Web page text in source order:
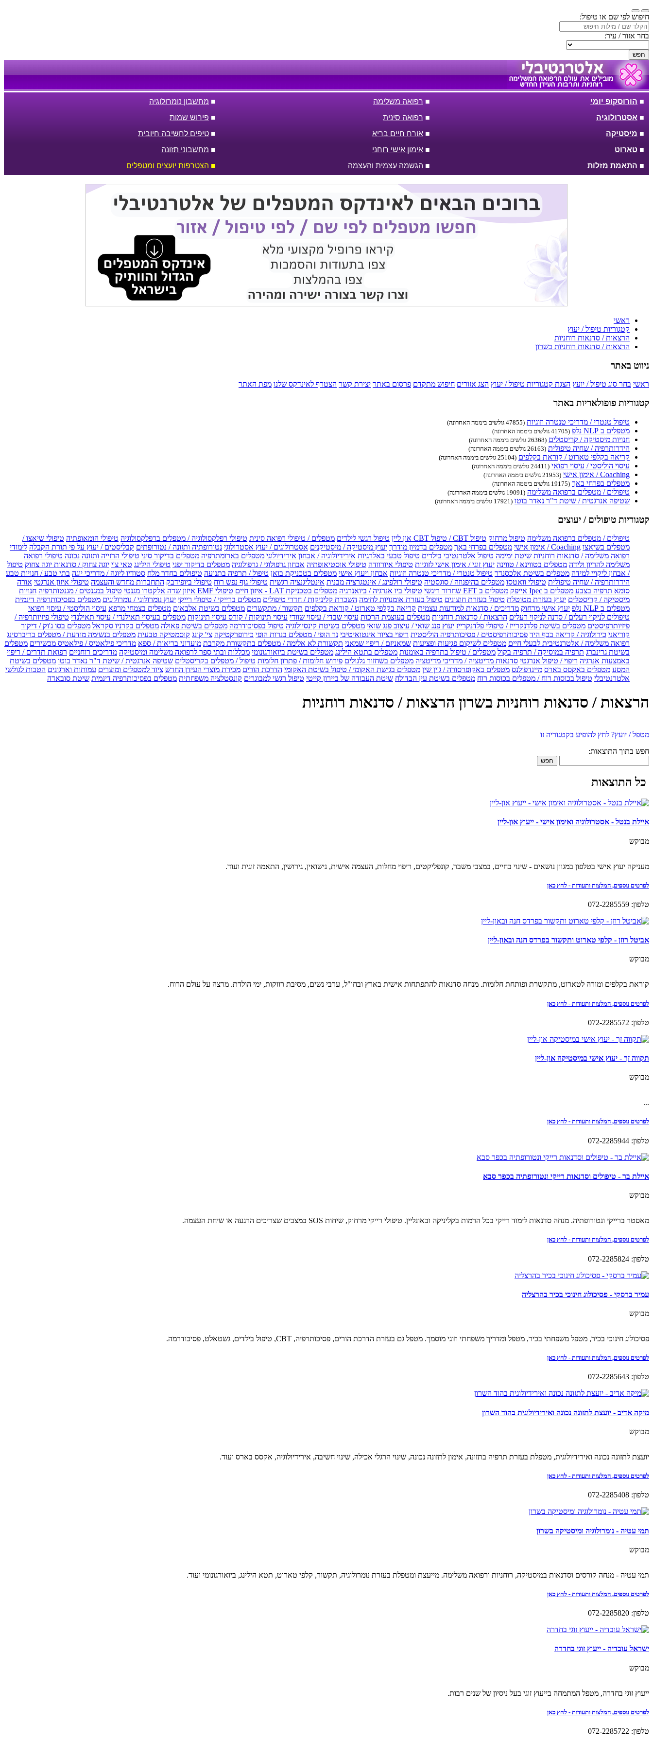
חיפוש לפי שם או טיפול:
בחר אזור / עיר:
חפש
■ הורוסקופ יומי ■ רפואה משלימה ■ מחשבון נומרולוגיה
■ אסטרולוגיה ■ רפואה סינית ■ פירוש שמות
■ מיסטיקה ■ אורח חיים בריא ■ טיפים לחשיבה חיובית
■ טארוט ■ אימון אישי רוחני ■ מחשבוני תזונה
■ התאמת מזלות ■ הגשמה עצמית והעצמה ■ הצטרפות יועצים ומטפלים
ראשי
קטגוריות טיפול / יעוץ
הרצאות / סדנאות רוחניות
הרצאות / סדנאות רוחניות בשרון
ניווט באתר
ראשי בחר סוג טיפול / יועץ הצגת קטגוריות טיפול / יעוץ הצג אזורים חיפוש מתקדם פרסום באתר יצירת קשר הצטרף לאינדקס שלנו מפת האתר
קטגוריות פופולאריות באתר
טיפול טנטרי / מדריכי טנטרה וזוגיות (47855 גולשים ביממה האחרונה)
מטפלים ב NLP נלפ (41705 גולשים ביממה האחרונה)
חנויות מיסטיקה / קריסטלים (26368 גולשים ביממה האחרונה)
הידרותרפיה / שחיה טיפולית (26163 גולשים ביממה האחרונה)
קריאה בקלפי טארוט / קוראת בקלפים (25104 גולשים ביממה האחרונה)
עיסוי הוליסטי / עיסוי רפואי (24411 גולשים ביממה האחרונה)
Coaching / אימון אישי (21953 גולשים ביממה האחרונה)
מטפלים בפרחי באך (19175 גולשים ביממה האחרונה)
טיפולים / מטפלים ברפואה משלימה (19091 גולשים ביממה האחרונה)
שטיפה אנרגטית / שיטת ד"ר נאדר בוטו (17921 גולשים ביממה האחרונה)
קטגוריות טיפולים / יעוצים
טיפולים / מטפלים ברפואה משלימה טיפול מרחוק טיפול CBT / טיפול CBT און ליין טיפול רגשי לילדים מטפלים / טיפולי רפואה סינית טיפולי רפלקסולוגיה / מטפלים ברפלקסולוגיה טיפולי הומאופתיה טיפולי שיאצו /
מטפלים בשיאצו Coaching / אימון אישי מטפלים בפרחי באך מטפלים בדמיון מודרך יעוץ מיסטיקה / מיסטיקנים אסטרולוגים / יעוץ אסטרולוגי נטורופתיה ותזונה / נטורופתים קבליסטים / יעוץ על פי תורת הקבלה לימודי
רפואה משלימה / סדנאות רוחניות שיטת ימימה טיפול אלטרנטיבי בילדים טיפול טבעי באלרגיות אירידיולוגיה / אבחון אירידיולוגי מטפלים בארומתרפיה מטפלים בדיקור סיני טיפולי הרזייה ותזונה נכונה טיפולי רפואה
משלימה להריון ולידה מטפלים בטווינא / טווינה יעוץ זוגי / אימון אישי לזוגיות טיפולי איורוודה טיפולי אוסטיאופתיה אבחון גרפולוגי / גרפולוגיה מטפלים בדיקור יפני טיפולי הילינג טאי צ'י יוגה צחוק / סדנאות יוגה צחוק טיפול
/ אבחון ליקויי למידה מטפלים בשיטת אלכסנדר טיפול טנטרי / מדריכי טנטרה וזוגיות אבחון ויעוץ אישי מטפלים בטכניקת בואן טיפול / תרפיה בתנועה טיפולים בחדר מלח סטודיו ליוגה / מדריכי יוגה בתי טבע / חנויות טבע
הידרותרפיה / שחיה טיפולית טיפולי וואטסו מטפלים בהיפנוזה / סוגסטיה טיפולי רולפינג / אינטגרציה מבנית אינטליגנציה רגשית טיפולי גוף נפש רוח טיפולי ביופידבק התחברות מחדש והעצמה טיפולי איזון אנרגטי אורה
סומא תרפיה בצבע מטפלים ב Ipec אייפק מטפלים ב EFT שחרור ריגשי טיפולי ביו אנרגיה / ביואנרגיה מטפלים בטכניקת LAT - איזון חיים טיפולי EMF איזון שדה אלקטרו מגנטי טיפול במגנטים / מגנטותרפיה חנויות
מיסטיקה / קריסטלים יעוץ בעזרת מטוטלת טיפול בעזרת חוצונים טיפול בעזרת אומנויות לחימה השכרת קליניקות / חדרי טיפולים מטפלים ברייקי / טיפולי רייקי יעוץ נומרולוגי / נומרולוגים מטפלים בפסיכותרפיה דינמית
מטפלים ב NLP נלפ
יעוץ אישי מרחוק מדריכים / סדנאות למודעות עצמית קריאה בקלפי טארוט / קוראת בקלפים תקשור / מתקשרים מטפלים בשיטת אלבאום מטפלים בצמחי מרפא עיסוי הוליסטי / עיסוי רפואי
טיפולים לניקוי רעלים / סדנה לניקוי רעלים הרצאות / סדנאות רוחניות מטפלים בעוצמת הרכות עיסוי שבדי / עיסוי שוודי עיסוי תינוקות / קורס עיסוי תינוקות מטפלים בעיסוי תאילנדי / עיסוי תאילנדי טיפולי פיזיותרפיה /
פיזיותרפיסטים מטפלים בשיטת פלדנקרייז / טיפולי פלדנקרייז יעוץ פנג שואי / עיצוב פנג שואי מטפלים בשיטת קינסיולוגיה טיפול בפסיכודרמה מטפלים בשיטת פאולה מטפלים בקרניו סקראל מטפלים בסו ג'וק / דיקור
קוריאני כירולוגיה / קריאה בכף היד פסיכותרפיסטים / פסיכותרפיה הוליסטית ריפוי בציור אינטואיטיבי נר הופי / מטפלים בנרות הופי כירופרקטיקה צי' קונג קוסמטיקה טבעית מטפלים בנשימה מודעת / מטפלים בריברסינג
רפואה משלימה / אלטרנטיבית לבעלי חיים מטפלים לשיקום פגיעות ופציעות שמאניזם / ריפוי שמאני תקשורת לא אלימה / מטפלים בתקשורת מקרבת מועדוני בריאות / ספא מדריכי פילאטיס / פילאטיס מכשירים מטפלים
בשיטת גרינברג תרפיה במוסיקה / תרפיה בקול מטפלים / טיפול בתרפיה באומנות מטפלים בתטא הילינג מטפלים בשיטת ביואורגונומי מכללות ובתי ספר לרפואה משלימה ומיסטיקה מדריכים רוחניים רפואת תדרים / ריפוי
באמצעות אנרגיה ריפוי / טיפול אנרגטי סדנאות מדיטציה / מדריכי מדיטציה מטפלים בשחזור גלגולים פירוש חלומות / פתרון חלומות טיפול / מטפלים בקריסטלים שטיפה אנרגטית / שיטת ד"ר נאדר בוטו מטפלים בשיטת
המסע מטפלים באקסס בארס מיינדפולנס מטפלים באקופרסורה / ג'ין שין מטפלים בגישת האקומי / טיפול בשיטת האקומי הדרכת הורים מכירת מוצרי העידן החדש ציוד למטפלים ומוצרים עמותות וארגונים הטבות לגולשי
אלטרנטיבלי טיפול בכוסות רוח / מטפלים בכוסות רוח מטפלים בשיטת עין הבדולח שיטת העבודה של ביירון קייטי טיפול רגשי למבוגרים קונסטלציה משפחתית מטפלים בפסיכותרפיה דינמית שיטת סובאדה
הרצאות / סדנאות רוחניות בשרון הרצאות / סדנאות רוחניות
מטפל / יועץ? לחץ להופיע בקטגוריה זו
חפש בתוך התוצאות:
חפש
כל התוצאות
איילת בנטל - אסטרולוגיה ואימון אישי - ייעוץ און-ליין
מבוקש
מעניקה יעוץ אישי בטלפון במגוון נושאים - שינוי בחיים, במצבי משבר, קונפליקטים, ריפוי מחלות, העצמה אישית, נישואין, גירושין, התאמה זוגית ועוד.
לפרטים נוספים, המלצות ותעודות - לחץ כאן
טלפון: 072-2285559
אביטל רוזן - קלפי טארוט ותקשור בפרדס חנה ובאון-ליין
מבוקש
קוראת בקלפים ומורה לטארוט, מתקשרת ופותחת חלומות. מנחה סדנאות להתפתחות אישית בארץ ובחו"ל, ערבי נשים, מסיבת רווקות, ימי הולדת. מרצה על עולם הרוח.
לפרטים נוספים, המלצות ותעודות - לחץ כאן
טלפון: 072-2285572
תקווה זך - יעוץ אישי במיסטיקה און-ליין
מבוקש
...
לפרטים נוספים, המלצות ותעודות - לחץ כאן
טלפון: 072-2285944
איילת בר - טיפולים וסדנאות רייקי ונטורופתיה בכפר סבא
מבוקש
מאסטר ברייקי ונטורופתיה. מנחה סדנאות לימוד רייקי בכל הרמות בקליניקה ובאונליין. טיפולי רייקי מרחוק, שיחות SOS במצבים שצריכים הרגעה או שיחת העצמה.
לפרטים נוספים, המלצות ותעודות - לחץ כאן
טלפון: 072-2285824
עמיר ברסקי - פסיכולוג חינוכי בכיר בהרצליה
מבוקש
פסיכולוג חינוכי בכיר, מטפל משפחתי בכיר, מטפל ומדריך משפחתי וזוגי מוסמך. מטפל גם בעזרת הדרכת הורים, פסיכותרפיה, CBT, טיפול בילדים, גשטאלט, פסיכודרמה.
לפרטים נוספים, המלצות ותעודות - לחץ כאן
טלפון: 072-2285643
מיקה אדיב - יועצת לתזונה נכונה ואירידיולוגית בהוד השרון
מבוקש
יועצת לתזונה נכונה ואירידיולוגית, מטפלת בעזרת תרפיה בתזונה, אימון לתזונה נכונה, שינוי הרגלי אכילה, שינוי חשיבה, אירידיולוגיה, אקסס בארס ועוד.
לפרטים נוספים, המלצות ותעודות - לחץ כאן
טלפון: 072-2285408
תמי עטיה - נומרולוגיה ומיסטיקה בשרון
מבוקש
תמי עטיה - מנחה קורסים וסדנאות במיסטיקה, רוחניות ורפואה משלימה. מייעצת ומטפלת בעזרת נומרולוגיה, תקשור, קלפי טארוט, תטא הילינג, ביואורגונומי ועוד.
לפרטים נוספים, המלצות ותעודות - לחץ כאן
טלפון: 072-2285820
ישראל עובדיה - ייעוץ זוגי בחדרה
מבוקש
ייעוץ זוגי בחדרה, מטפל המתמחה בייעוץ זוגי בעל ניסיון של שנים רבות.
לפרטים נוספים, המלצות ותעודות - לחץ כאן
טלפון: 072-2285722